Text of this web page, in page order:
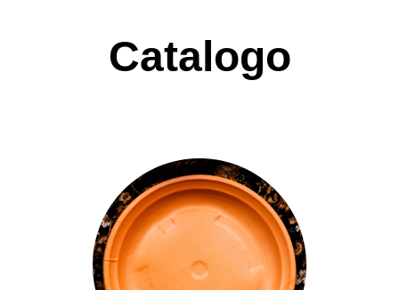
Catalogo